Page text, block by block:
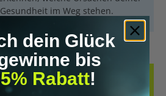
im Weg stehen.
dein Glück
bis
Rabatt!